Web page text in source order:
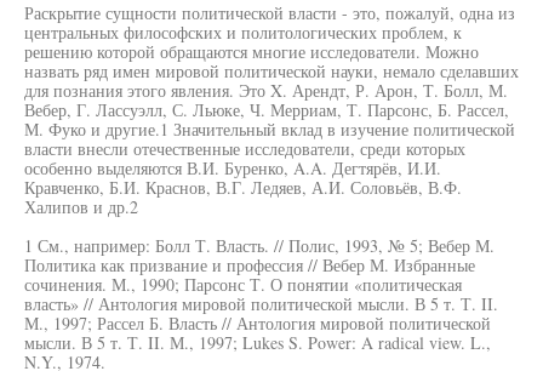
Раскрытие сущности политической власти - это, пожалуй, одна из
центральных философских и политологических проблем, к
решению которой обращаются многие исследователи. Можно
назвать ряд имен мировой политической науки, немало сделавших
для познания этого явления. Это X. Арендт, Р. Арон, Т. Болл, М.
Вебер, Г. Лассуэлл, С. Льюке, Ч. Мерриам, Т. Парсонс, Б. Рассел,
М. Фуко и другие.1 Значительный вклад в изучение политической
власти внесли отечественные исследователи, среди которых
особенно выделяются В.И. Буренко, A.A. Дегтярёв, И.И.
Кравченко, Б.И. Краснов, В.Г. Ледяев, А.И. Соловьёв, В.Ф.
Халипов и др.2
1 См., например: Болл Т. Власть. // Полис, 1993, № 5; Вебер М.
Политика как призвание и профессия // Вебер М. Избранные
сочинения. М., 1990; Парсонс Т. О понятии «политическая
власть» // Антология мировой политической мысли. В 5 т. Т. II.
М., 1997; Рассел Б. Власть // Антология мировой политической
мысли. В 5 т. Т. II. М., 1997; Lukes S. Power: A radical view. L.,
N.Y., 1974.